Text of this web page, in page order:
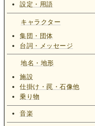
設定・用語
キャラクター
集団・団体
台詞・メッセージ
地名・地形
施設
仕掛け・罠・石像他
乗り物
音楽